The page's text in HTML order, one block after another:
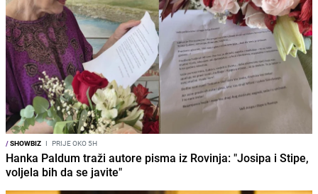
/SHOWBIZ I PRIJE OKO 5H
Hanka Paldum traži autore pisma iz Rovinja: "Josipa i Stipe,
voljela bih da se javite"